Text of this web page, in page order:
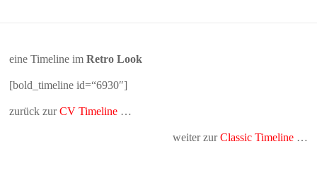
eine Timeline imRetro Look
[bold_timeline id=“6930″]
zurück zurCV Timeline …
weiter zurClassic Timeline…